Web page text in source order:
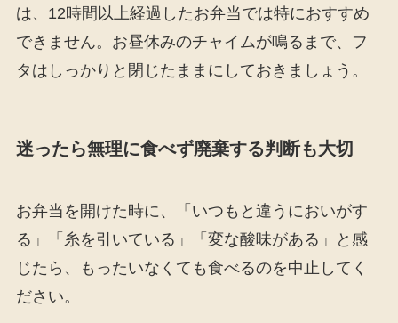
は、12時間以上経過したお弁当では特におすすめ
できません。お昼休みのチャイムが鳴るまで、フ
タはしっかりと閉じたままにしておきましょう。
迷ったら無理に食べず廃棄する判断も大切
お弁当を開けた時に、「いつもと違うにおいがす
る」「糸を引いている」「変な酸味がある」と感
じたら、もったいなくても食べるのを中止してく
ださい。